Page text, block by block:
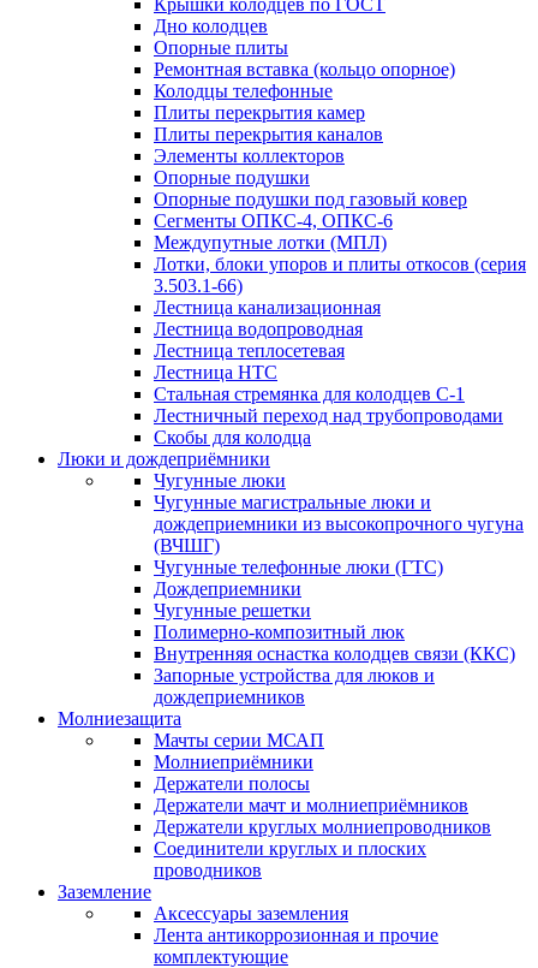
Крышки колодцев по ГОСТ
Дно колодцев
Опорные плиты
Ремонтная вставка (кольцо опорное)
Колодцы телефонные
Плиты перекрытия камер
Плиты перекрытия каналов
Элементы коллекторов
Опорные подушки
Опорные подушки под газовый ковер
Сегменты ОПКС-4, ОПКС-6
Междупутные лотки (МПЛ)
Лотки, блоки упоров и плиты откосов (серия
3.503.1-66)
Лестница канализационная
Лестница водопроводная
Лестница теплосетевая
Лестница НТС
Стальная стремянка для колодцев С-1
Лестничный переход над трубопроводами
Скобы для колодца
Люки и дождеприёмники
Чугунные люки
Чугунные магистральные люки и
дождеприемники из высокопрочного чугуна
(ВЧШГ)
Чугунные телефонные люки (ГТС)
Дождеприемники
Чугунные решетки
Полимерно-композитный люк
Внутренняя оснастка колодцев связи (ККС)
Запорные устройства для люков и
дождеприемников
Молниезащита
Мачты серии МСАП
Молниеприёмники
Держатели полосы
Держатели мачт и молниеприёмников
Держатели круглых молниепроводников
Cоединители круглых и плоских
проводников
Заземление
Аксессуары заземления
Лента антикоррозионная и прочие
комплектующие